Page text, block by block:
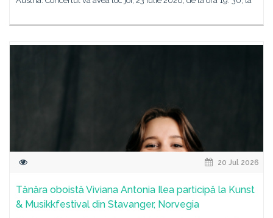
20 Jul 2026
Tănăra oboistă Viviana Antonia Ilea participă la Kunst
& Musikkfestival din Stavanger, Norvegia